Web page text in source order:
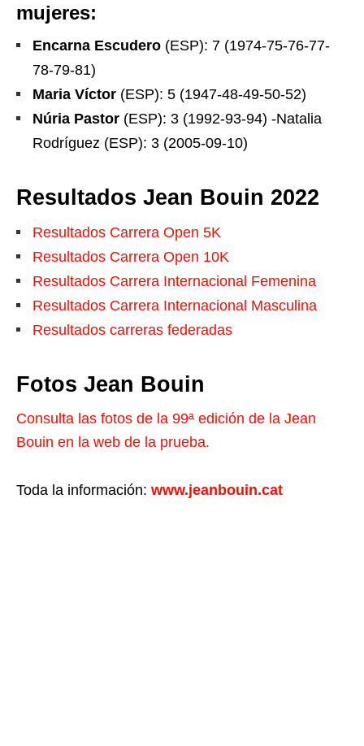
mujeres:
Encarna Escudero (ESP): 7 (1974-75-76-77-
78-79-81)
Maria Víctor (ESP): 5 (1947-48-49-50-52)
Núria Pastor (ESP): 3 (1992-93-94) -Natalia
Rodríguez (ESP): 3 (2005-09-10)
Resultados Jean Bouin 2022
Resultados Carrera Open 5K
Resultados Carrera Open 10K
Resultados Carrera Internacional Femenina
Resultados Carrera Internacional Masculina
Resultados carreras federadas
Fotos Jean Bouin
Consulta las fotos de la 99ª edición de la Jean
Bouin en la web de la prueba.
Toda la información: www.jeanbouin.cat